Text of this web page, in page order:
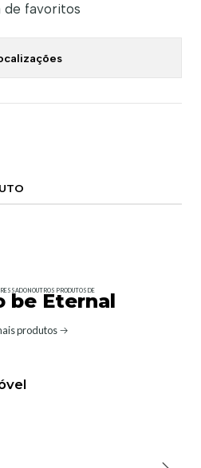
de favoritos
NOUTROS PRODUTOS DE
be Eternal
produtos